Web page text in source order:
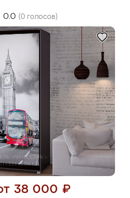
0.0 (0 голосов)
38 000 ₽